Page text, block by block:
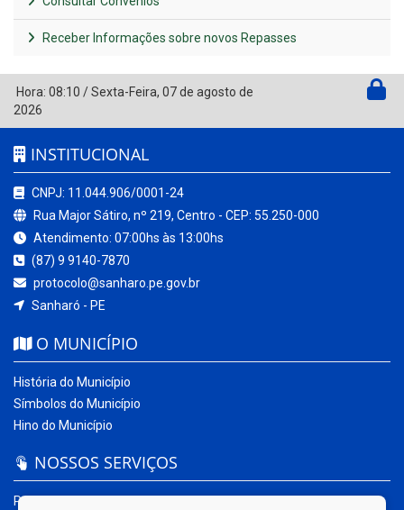
Receber Informações sobre novos Repasses
Hora: 08:10 /Sexta-Feira, 07 de agosto de
2026
INSTITUCIONAL
CNPJ: 11.044.906/0001-24
Rua Major Sátiro, nº 219, Centro - CEP: 55.250-000
Atendimento: 07:00hs às 13:00hs
(87) 9 9140-7870
protocolo@sanharo.pe.gov.br
Sanharó - PE
O MUNICÍPIO
História do Município
Símbolos do Município
Hino do Município
NOSSOS SERVIÇOS
Portal da Transparência